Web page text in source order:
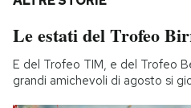
Le estati del Trofeo
E del Trofeo TIM, e del Trofeo
grandi amichevoli di agosto si